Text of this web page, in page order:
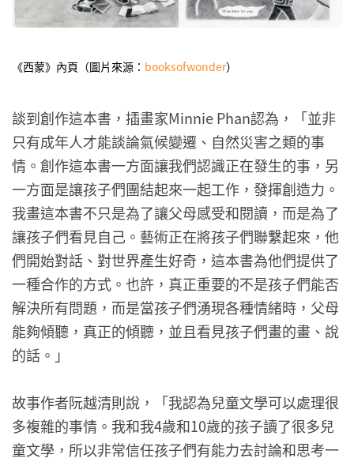
《西蒙》內頁（圖片來源： booksofwonder）
談到創作這本書，插畫家Minnie Phan認為，「並非
只有成年人才能談論氣候變遷、自然災害之類的事
情。創作這本書一方面讓我們認識正在發生的事，另
一方面是讓孩子們團結起來一起工作，發揮創造力。
我畫這本書不只是為了讓父母感受和閱讀，而是為了
讓孩子們看見自己。藝術正在將孩子們聯繫起來，他
們開始對話、對世界產生好奇，這本書為他們提供了
一種合作的方式。也許，真正重要的不是孩子們能否
解決所有問題，而是當孩子們湧現各種情緒時，父母
能夠傾聽，真正的傾聽，並且看見孩子們畫的畫、說
的話。」
故事作者阮越清則說，「我認為兒童文學可以處理很
多複雜的事情。我和我4歲和10歲的孩子讀了很多兒
童文學，所以非常信任孩子們有能力去討論和思考一